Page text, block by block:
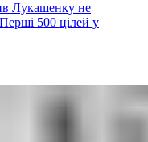
Лукашенку не
500 цілей у